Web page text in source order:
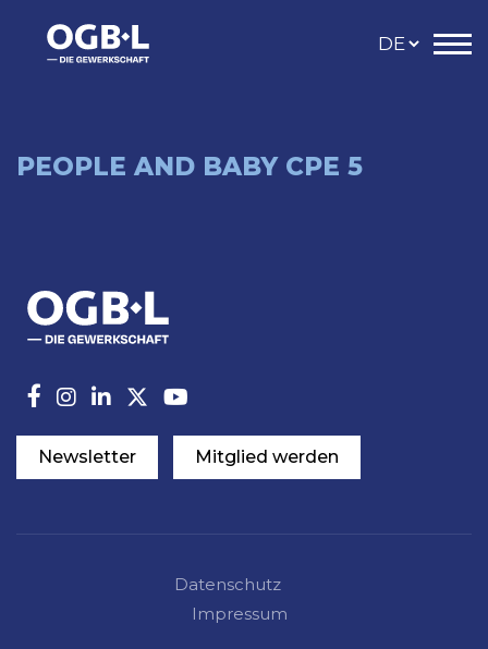
PEOPLE AND BABY CPE 5
Newsletter Mitglied werden
Datenschutz
Impressum